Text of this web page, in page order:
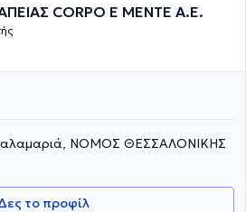
CORPO E MENTE Α.Ε.
ΝΟΜΟΣ ΘΕΣΣΑΛΟΝΙΚΗΣ
το προφίλ